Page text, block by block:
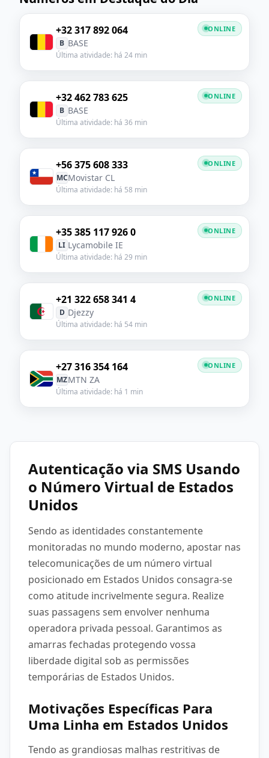
+32 317 892 064
B BASE
Última atividade: há 24 min
ONLINE
+32 462 783 625
B BASE
Última atividade: há 36 min
ONLINE
+56 375 608 333
MCMovistar CL
Última atividade: há 58 min
ONLINE
+35 385 117 926 0
LI Lycamobile IE
Última atividade: há 29 min
ONLINE
+21 322 658 341 4
D Djezzy
Última atividade: há 54 min
ONLINE
+27 316 354 164
MZMTN ZA
Última atividade: há 1 min
ONLINE
Autenticação via SMS Usando
o Número Virtual de Estados
Unidos
Sendo as identidades constantemente
monitoradas no mundo moderno, apostar nas
telecomunicações de um número virtual
posicionado em Estados Unidos consagra-se
como atitude incrivelmente segura. Realize
suas passagens sem envolver nenhuma
operadora privada pessoal. Garantimos as
amarras fechadas protegendo vossa
liberdade digital sob as permissões
temporárias de Estados Unidos.
Motivações Específicas Para
Uma Linha em Estados Unidos
Tendo as grandiosas malhas restritivas de